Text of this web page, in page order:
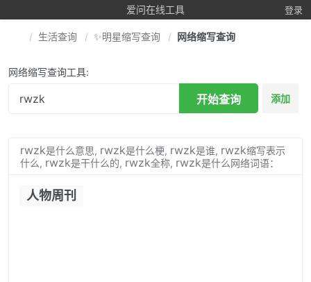
爱问在线工具 登录
生活查询 ✨明星缩写查询 网络缩写查询
网络缩写查询工具:
开始查询 添加
rwzk是什么意思, rwzk是什么梗, rwzk是谁, rwzk缩写表示
什么, rwzk是干什么的, rwzk全称, rwzk是什么网络词语：
人物周刊